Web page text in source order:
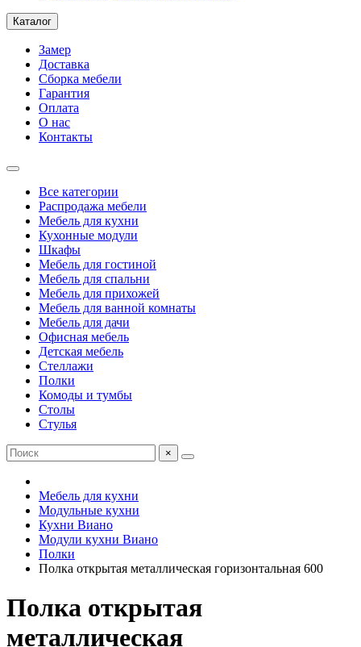
Каталог
Замер
Доставка
Сборка мебели
Гарантия
Оплата
О нас
Контакты
Все категории
Распродажа мебели
Мебель для кухни
Кухонные модули
Шкафы
Мебель для гостиной
Мебель для спальни
Мебель для прихожей
Мебель для ванной комнаты
Мебель для дачи
Офисная мебель
Детская мебель
Стеллажи
Полки
Комоды и тумбы
Столы
Стулья
×
Мебель для кухни
Модульные кухни
Кухни Виано
Модули кухни Виано
Полки
Полка открытая металлическая горизонтальная 600
Полка открытая
металлическая